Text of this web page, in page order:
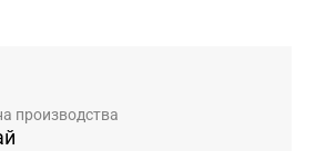
производства